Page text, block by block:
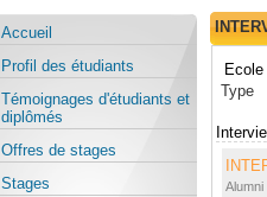
Accueil
Profil des étudiants
Témoignages d'étudiants et
diplômés
Offres de stages
Stages
Ecole
Type